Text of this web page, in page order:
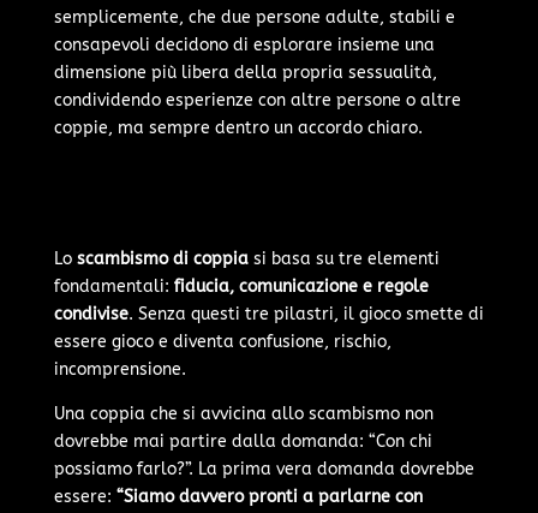
semplicemente, che due persone adulte, stabili e
consapevoli decidono di esplorare insieme una
dimensione più libera della propria sessualità,
condividendo esperienze con altre persone o altre
coppie, ma sempre dentro un accordo chiaro.
Lo scambismo di coppiasi basa su tre elementi
fondamentali: fiducia, comunicazione e regole
condivise. Senza questi tre pilastri, il gioco smette di
essere gioco e diventa confusione, rischio,
incomprensione.
Una coppia che si avvicina allo scambismo non
dovrebbe mai partire dalla domanda: “Con chi
possiamo farlo?”. La prima vera domanda dovrebbe
essere: “Siamo davvero pronti a parlarne con